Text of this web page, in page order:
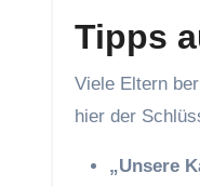
Tipps
Viele Eltern
hier der
„Unsere